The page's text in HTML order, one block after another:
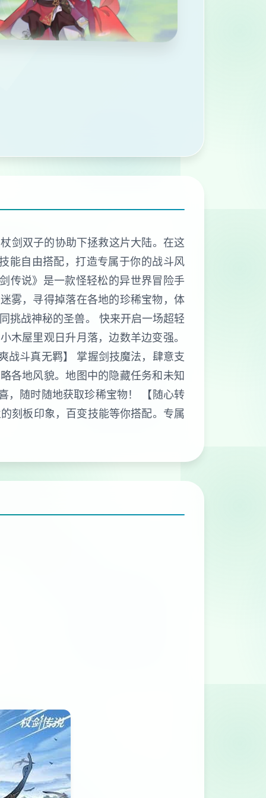
剑双子的协助下拯救这片大陆。在这
能自由搭配，打造专属于你的战斗风
传说》是一款怪轻松的异世界冒险手
雾，寻得掉落在各地的珍稀宝物，体
挑战神秘的圣兽。 快来开启一场超轻
木屋里观日升月落，边数羊边变强。
战斗真无羁】 掌握剑技魔法，肆意支
各地风貌。地图中的隐藏任务和未知
，随时随地获取珍稀宝物！ 【随心转
刻板印象，百变技能等你搭配。专属